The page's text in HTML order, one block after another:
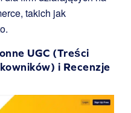
takich jak
UGC (Treści
i Recenzje